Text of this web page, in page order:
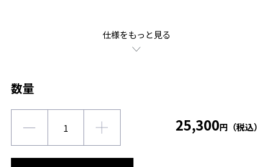
仕様をもっと見る
数量
25,300円（税込）